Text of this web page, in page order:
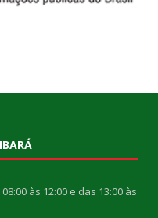
às 12:00 e das 13:00 às